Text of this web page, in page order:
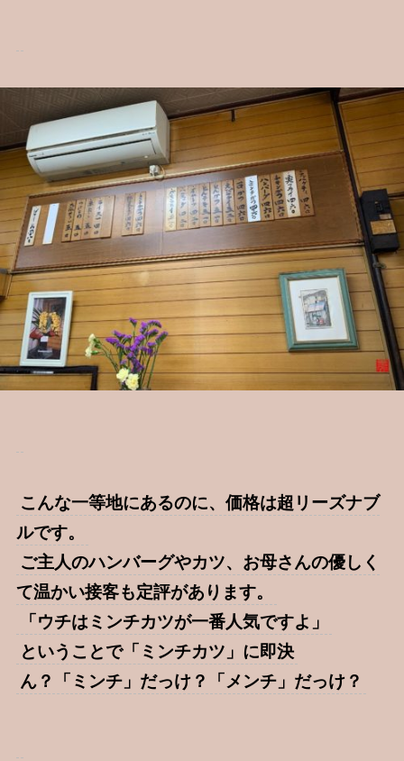
こんな一等地にあるのに、価格は超リーズナブ
ルです。
ご主人のハンバーグやカツ、お母さんの優しく
て温かい接客も定評があります。
「ウチはミンチカツが一番人気ですよ」
ということで「ミンチカツ」に即決
ん？「ミンチ」だっけ？「メンチ」だっけ？